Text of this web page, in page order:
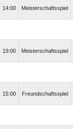
14:00 Meisterschaftsspiel
19:00 Meisterschaftsspiel
15:00 Freundschaftsspiel